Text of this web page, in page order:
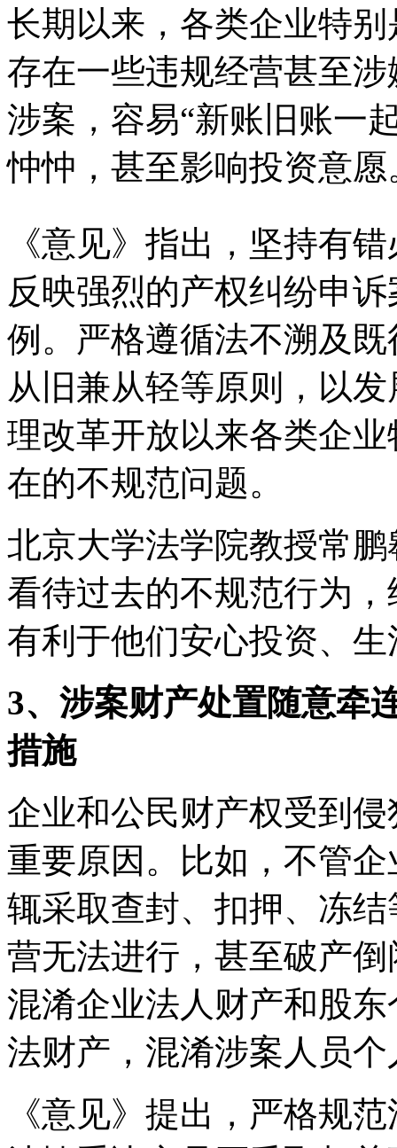
长期以来，各类企业特
存在一些违规经营甚至
涉案，容易“新账旧账一
忡忡，甚至影响投资意愿
《意见》指出，坚持有
反映强烈的产权纠纷申
例。严格遵循法不溯及
从旧兼从轻等原则，以
理改革开放以来各类企
在的不规范问题。
北京大学法学院教授常
看待过去的不规范行为
有利于他们安心投资、生
3、涉案财产处置随意牵
措施
企业和公民财产权受到
重要原因。比如，不管
辄采取查封、扣押、冻
营无法进行，甚至破产
混淆企业法人财产和股
法财产，混淆涉案人员
《意见》提出，严格规